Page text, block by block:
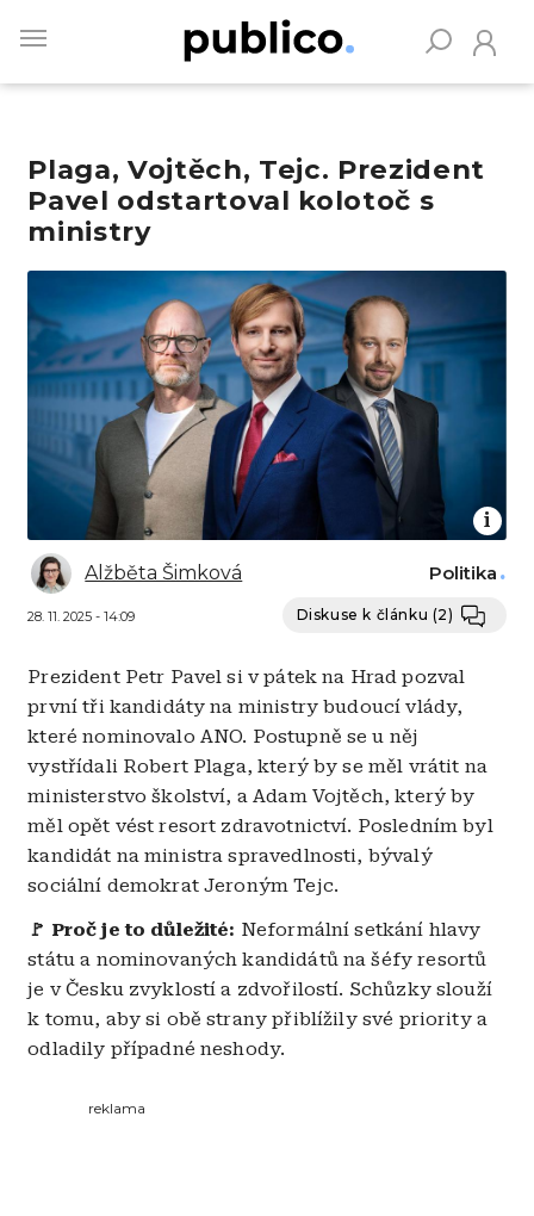
main
Plaga, Vojtěch, Tejc. Prezident
Pavel odstartoval kolotoč s
ministry
Obrázek
Alžběta Šimková
28. 11. 2025 - 14:09
Politika
Diskuse k článku (2)
Prezident Petr Pavel si v pátek na Hrad pozval
první tři kandidáty na ministry budoucí vlády,
které nominovalo ANO. Postupně se u něj
vystřídali Robert Plaga, který by se měl vrátit na
ministerstvo školství, a Adam Vojtěch, který by
měl opět vést resort zdravotnictví. Posledním byl
kandidát na ministra spravedlnosti, bývalý
sociální demokrat Jeroným Tejc.
🚩 Proč je to důležité: Neformální setkání hlavy
státu a nominovaných kandidátů na šéfy resortů
je v Česku zvyklostí a zdvořilostí. Schůzky slouží
k tomu, aby si obě strany přiblížily své priority a
odladily případné neshody.
reklama
Vyhledávejte na Publiku